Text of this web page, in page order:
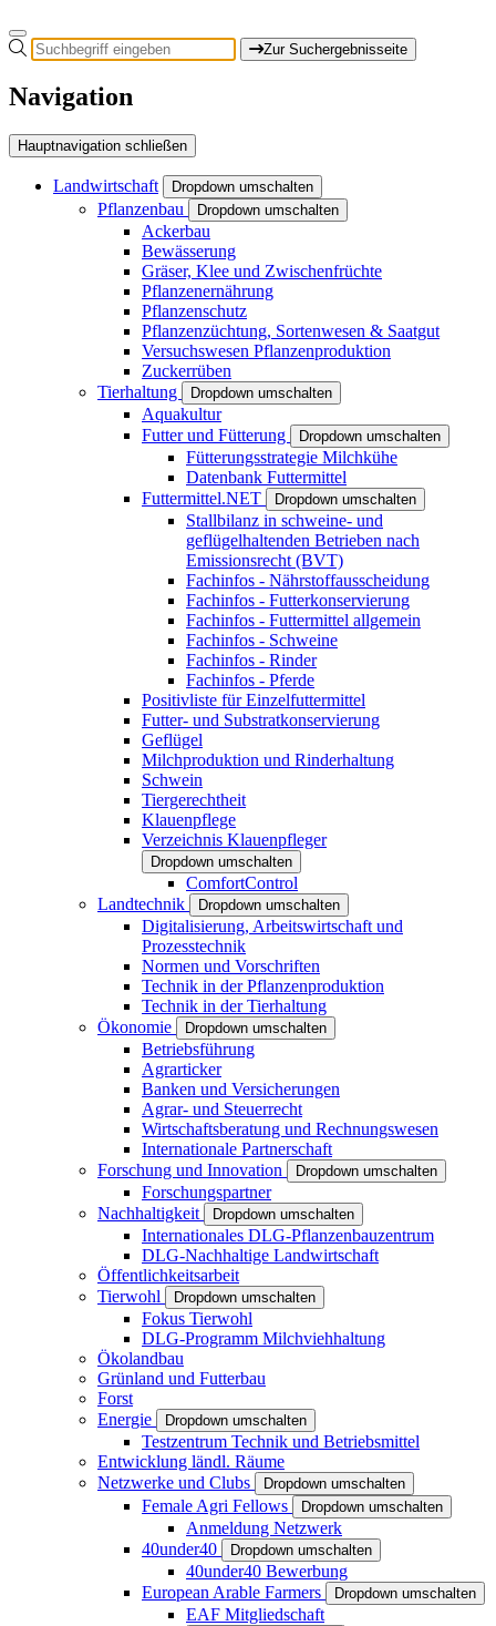
Zur Suchergebnisseite
Navigation
Hauptnavigation schließen
Landwirtschaft Dropdown umschalten
Pflanzenbau Dropdown umschalten
Ackerbau
Bewässerung
Gräser, Klee und Zwischenfrüchte
Pflanzenernährung
Pflanzenschutz
Pflanzenzüchtung, Sortenwesen & Saatgut
Versuchswesen Pflanzenproduktion
Zuckerrüben
Tierhaltung
Dropdown umschalten
Aquakultur
Futter und Fütterung
Dropdown umschalten
Fütterungsstrategie Milchkühe
Datenbank Futtermittel
Futtermittel.NET
Dropdown umschalten
Stallbilanz in schweine- und
geflügelhaltenden Betrieben nach
Emissionsrecht (BVT)
Fachinfos - Nährstoffausscheidung
Fachinfos - Futterkonservierung
Fachinfos - Futtermittel allgemein
Fachinfos - Schweine
Fachinfos - Rinder
Fachinfos - Pferde
Positivliste für Einzelfuttermittel
Futter- und Substratkonservierung
Geflügel
Milchproduktion und Rinderhaltung
Schwein
Tiergerechtheit
Klauenpflege
Verzeichnis Klauenpfleger
Dropdown umschalten
ComfortControl
Landtechnik
Dropdown umschalten
Digitalisierung, Arbeitswirtschaft und
Prozesstechnik
Normen und Vorschriften
Technik in der Pflanzenproduktion
Technik in der Tierhaltung
Ökonomie
Dropdown umschalten
Betriebsführung
Agrarticker
Banken und Versicherungen
Agrar- und Steuerrecht
Wirtschaftsberatung und Rechnungswesen
Internationale Partnerschaft
Forschung und Innovation
Dropdown umschalten
Forschungspartner
Nachhaltigkeit
Dropdown umschalten
Internationales DLG-Pflanzenbauzentrum
DLG-Nachhaltige Landwirtschaft
Öffentlichkeitsarbeit
Tierwohl
Dropdown umschalten
Fokus Tierwohl
DLG-Programm Milchviehhaltung
Ökolandbau
Grünland und Futterbau
Forst
Energie
Dropdown umschalten
Testzentrum Technik und Betriebsmittel
Entwicklung ländl. Räume
Netzwerke und Clubs
Dropdown umschalten
Female Agri Fellows Dropdown umschalten
Anmeldung Netzwerk
40under40
Dropdown umschalten
40under40 Bewerbung
European Arable Farmers
Dropdown umschalten
EAF Mitgliedschaft